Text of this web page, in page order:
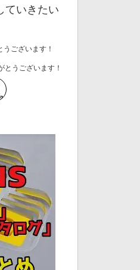
ていきたい
ございます！
うございます！